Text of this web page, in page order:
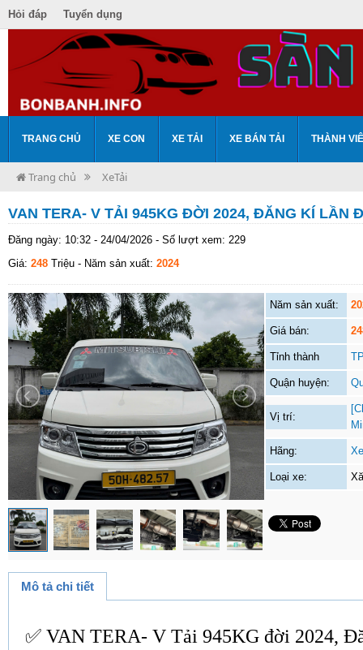
Hỏi đáp Tuyển dụng
TRANG CHỦ XE CON XE TẢI XE BÁN TẢI THÀNH
Trang chủ XeTải
VAN TERA- V TẢI 945KG ĐỜI 2024, ĐĂNG KÍ LẦN
Đăng ngày: 10:32 - 24/04/2026 - Số lượt xem: 229
Giá: 248 Triệu - Năm sản xuất: 2024
Năm sản xuất:
Giá bán:
Tỉnh thành
Quận huyện:
Vị trí:
Hãng:
Loại xe:
Mô tả chi tiết
✅ VAN TERA- V Tải 945KG đời 2024,